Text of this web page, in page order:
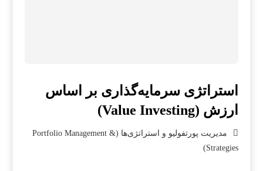
استراتژی سرمایه‌گذاری بر اساس
ارزش (Value Investing)
مدیریت پورتفولیو و استراتژی‌ها (Portfolio Management &
Strategies)